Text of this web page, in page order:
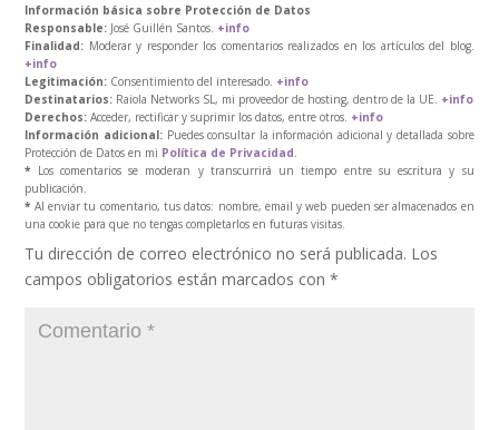
Información básica sobre Protección de Datos
Responsable: José Guillén Santos. +info
Finalidad: Moderar y responder los comentarios realizados en los artículos del blog.
+info
Legitimación: Consentimiento del interesado. +info
Destinatarios: Raiola Networks SL, mi proveedor de hosting, dentro de la UE. +info
Derechos: Acceder, rectificar y suprimir los datos, entre otros. +info
Información adicional:Puedes consultar la información adicional y detallada sobre
Protección de Datos en mi Política de Privacidad.
* Los comentarios se moderan y transcurrirá un tiempo entre su escritura y su
publicación.
* Al enviar tu comentario, tus datos: nombre, email y web pueden ser almacenados en
una cookie para que no tengas completarlos en futuras visitas.
Tu dirección de correo electrónico no será publicada. Los
campos obligatorios están marcados con*